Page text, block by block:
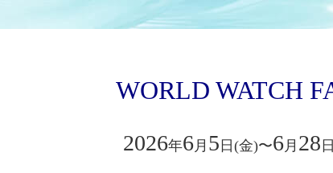
WORLD WATCH
2026年6月 5 日(金)〜6月 28